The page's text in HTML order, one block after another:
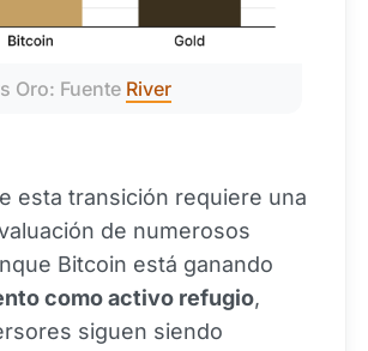
Oro: Fuente River
esta transición requiere una
de numerosos
Bitcoin está ganando
como activo refugio,
siguen siendo